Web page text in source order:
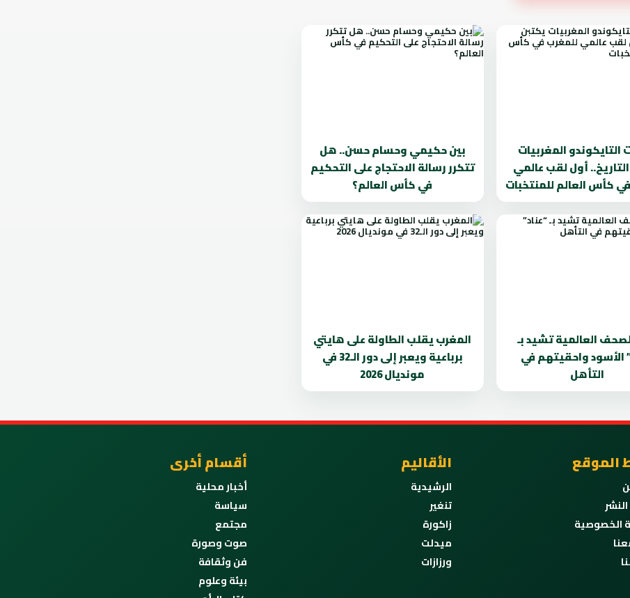
المغربيات
أول لقب عالمي
كأس العالم للمنتخبات
بين حكيمي وحسام حسن.. هل
تتكرر رسالة الاحتجاج على التحكيم
في كأس العالم؟
العالمية تشيد بـ
الأسود واحقيتهم في
التأهل
المغرب يقلب الطاولة على هايتي
برباعية ويعبر إلى دور الـ32 في
مونديال 2026
الموقع
الخصوصية
الأقاليم
الرشيدية
تنغير
زاكورة
ميدلت
ورزازات
أقسام أخرى
أخبار محلية
سياسة
مجتمع
صوت وصورة
فن وثقافة
بيئة وعلوم